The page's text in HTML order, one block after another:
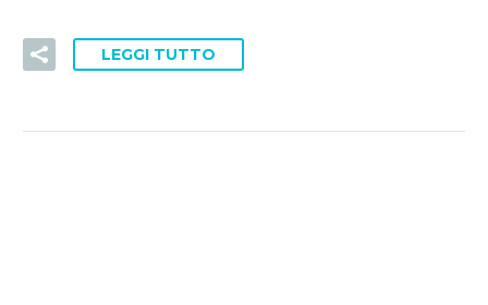
LEGGI TUTTO